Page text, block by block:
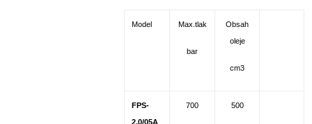
Model Max.tlak
bar
Obsah
oleje
cm3
FPS-
2,0/05A
700 500